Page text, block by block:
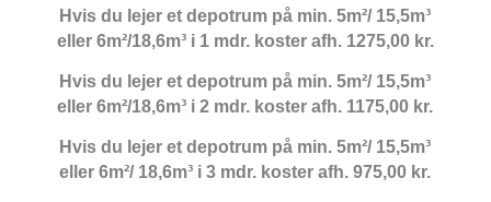
Hvis du lejer et depotrum på min.5m²/ 15,5m³
eller 6m²/18,6m³ i 1 mdr. koster afh. 1275,00 kr.
Hvis du lejer et depotrum på min.5m²/ 15,5m³
eller 6m²/18,6m³ i 2 mdr. koster afh. 1175,00 kr.
Hvis du lejer et depotrum på min.5m²/ 15,5m³
eller 6m²/ 18,6m³ i 3 mdr. koster afh. 975,00 kr.